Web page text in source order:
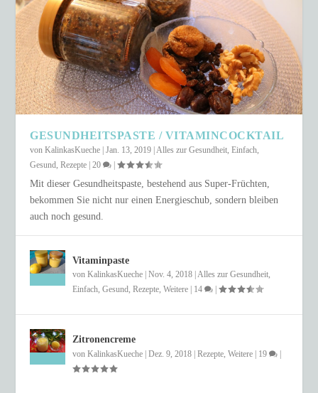
SCHNELLER COUSCOUS-SALAT IN NUR 15
MINUTEN
GESUNDHEITSPASTE / VITAMINCOCKTAIL
vonKalinkasKueche |Jan. 13, 2019 |Alles zur Gesundheit,Einfach,
Gesund,Rezepte |20 |
Mit dieser Gesundheitspaste, bestehend aus Super-Früchten,
bekommen Sie nicht nur einen Energieschub, sondern bleiben
auch noch gesund.
Vitaminpaste
vonKalinkasKueche |Nov. 4, 2018 |Alles zur Gesundheit,
Einfach,Gesund,Rezepte,Weitere 14 |
Zitronencreme
vonKalinkasKueche |Dez. 9, 2018 |Rezepte,Weitere 19